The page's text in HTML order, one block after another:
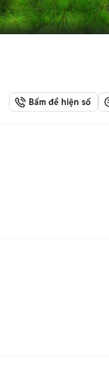
Bấm để hiện số